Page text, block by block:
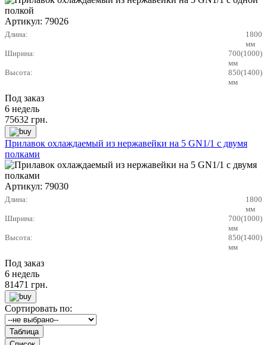
Артикул: 79026
Длина:
1800
мм
Ширина:
700(1000)
мм
Высота:
850(1400)
мм
Под заказ
6 недель
75632 грн.
Прилавок охлаждаемый из нержавейки на 5 GN1/1 с двумя
полками
Артикул: 79030
Длина:
1800
мм
Ширина:
700(1000)
мм
Высота:
850(1400)
мм
Под заказ
6 недель
81471 грн.
Сортировать по: